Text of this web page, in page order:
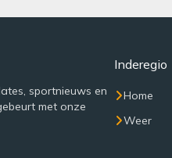
sportnieuws en
met onze
Inderegio
Home
Weer